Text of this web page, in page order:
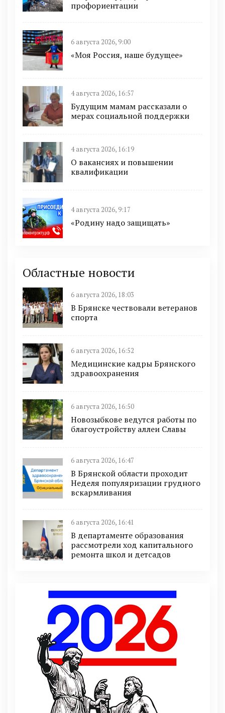
профориентации
6 августа 2026, 9:00
«Моя Россия, наше будущее»
4 августа 2026, 16:57
Будущим мамам рассказали о
мерах социальной поддержки
4 августа 2026, 16:19
О вакансиях и повышении
квалификации
4 августа 2026, 9:17
«Родину надо защищать»
Областные новости
6 августа 2026, 18:03
В Брянске чествовали ветеранов
спорта
6 августа 2026, 16:52
Медицинские кадры Брянского
здравоохранения
6 августа 2026, 16:50
Новозыбкове ведутся работы по
благоустройству аллеи Славы
6 августа 2026, 16:47
В Брянской области проходит
Неделя популяризации грудного
вскармливания
6 августа 2026, 16:41
В департаменте образования
рассмотрели ход капитального
ремонта школ и детсадов